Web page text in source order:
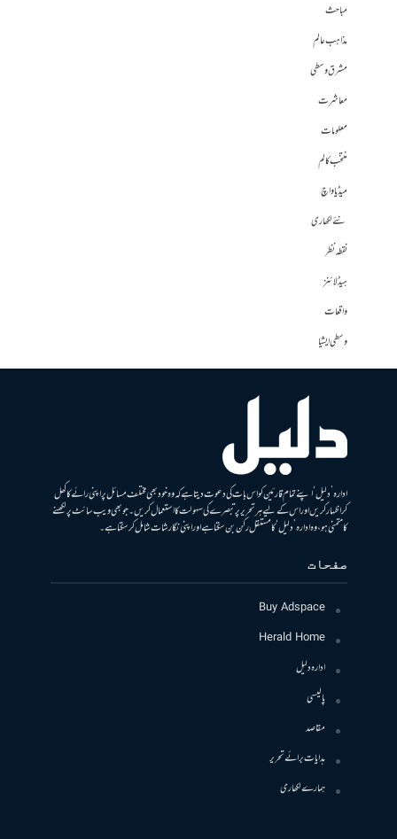
مباحث
مذاہب عالم
مشرق وسطی
معاشرت
معلومات
منتخب کالم
میڈیا واچ
نئے لکھاری
نقطہ نظر
ہیڈلائنز
واقعات
وسطی ایشیا
ادارہ ’دلیل‘ اپنے تمام قارئین کو اس بات کی دعوت دیتا ہے کہ وہ خود بھی مختلف مسائل پر اپنی رائے کا کھل
کر اظہار کریں اور اس کے لیے ہر تحریر پر تبصرے کی سہولت کا استعمال کریں۔ جو بھی ویب سائٹ پر لکھنے
کا متمنی ہو، وہ ادارہ ’دلیل‘ کا مستقل رکن بن سکتا ہے اور اپنی نگارشات شامل کرسکتا ہے۔
صفحات
Buy Adspace
Herald Home
ادارہ دلیل
پالیسی
مقاصد
ہدایات برائے تحریر
ہمارے لکھاری